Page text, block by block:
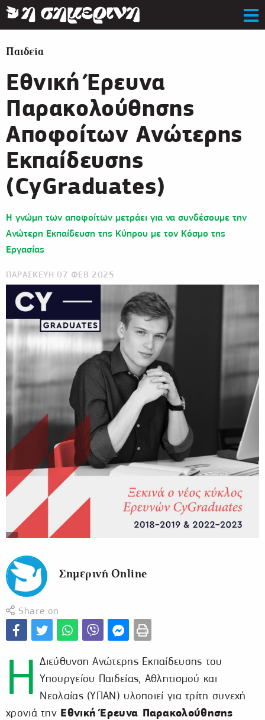
Παιδεία
Εθνική Έρευνα
Παρακολούθησης
Αποφοίτων Ανώτερης
Εκπαίδευσης
(CyGraduates)
Η γνώμη των αποφοίτων μετράει για να συνδέσουμε την
Ανώτερη Εκπαίδευση της Κύπρου με τον Κόσμο της
Εργασίας
ΠΑΡΑΣΚΕΥΗ 07 ΦΕΒ 2025
Σημερινή Online
Share on
Η Διεύθυνση Ανώτερης Εκπαίδευσης του
Υπουργείου Παιδείας, Αθλητισμού και
Νεολαίας (ΥΠΑΝ) υλοποιεί για τρίτη συνεχή
χρονιά την Εθνική Έρευνα Παρακολούθησης